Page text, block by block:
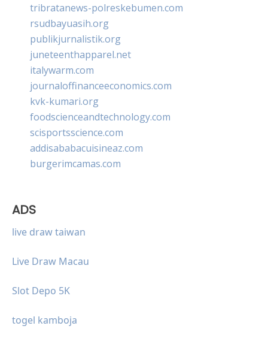
tribratanews-polreskebumen.com
rsudbayuasih.org
publikjurnalistik.org
juneteenthapparel.net
italywarm.com
journaloffinanceeconomics.com
kvk-kumari.org
foodscienceandtechnology.com
scisportsscience.com
addisababacuisineaz.com
burgerimcamas.com
ADS
live draw taiwan
Live Draw Macau
Slot Depo 5K
togel kamboja